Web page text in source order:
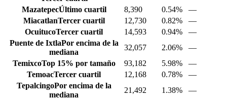
MazatepecÚltimo cuartil 8,390 0.54%
—
MiacatlanTercer cuartil 12,730 0.82%
—
OcuitucoTercer cuartil 14,593 0.94%
—
Puente de IxtlaPor encima de la
mediana
32,057 2.06%
—
TemixcoTop 15% por tamaño 93,182 5.98%
—
TemoacTercer cuartil 12,168 0.78%
—
TepalcingoPor encima de la
mediana
21,492 1.38%
—